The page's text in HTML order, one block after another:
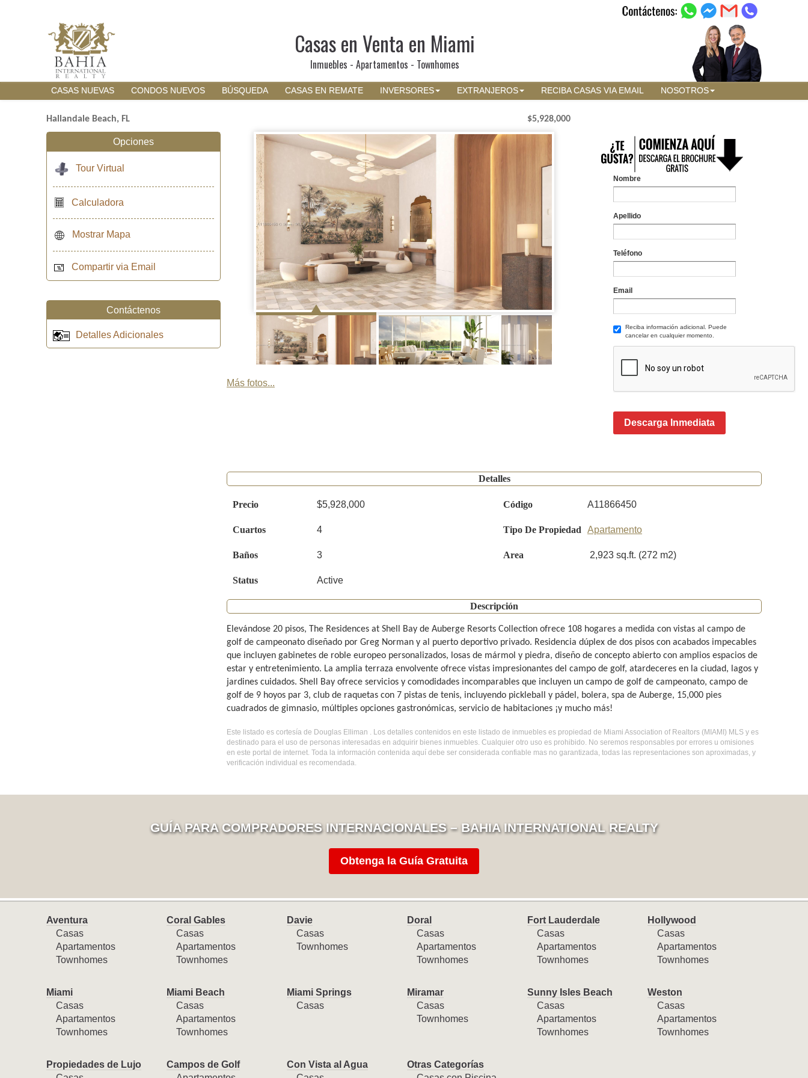
Casas en Venta en Miami
Inmuebles - Apartamentos - Townhomes
CASAS NUEVAS CONDOS NUEVOS BÚSQUEDA CASAS EN REMATE INVERSORES EXTRANJEROS RECIBA CASAS VIA EMAIL NOSOTROS
Hallandale Beach, FL $5,928,000
Más fotos...
Nombre
Apellido
Teléfono
Email
Reciba información adicional. Puede
cancelar en cualquier momento.
Descarga Inmediata
Detalles
Precio $5,928,000 Código A11866450
Cuartos 4 Tipo De Propiedad Apartamento
Baños 3 Area 2,923 sq.ft. (272 m2)
Status Active
Descripción
Elevándose 20 pisos, The Residences at Shell Bay de Auberge Resorts Collection ofrece 108 hogares a medida con vistas al campo de
golf de campeonato diseñado por Greg Norman y al puerto deportivo privado. Residencia dúplex de dos pisos con acabados impecables
que incluyen gabinetes de roble europeo personalizados, losas de mármol y piedra, diseño de concepto abierto con amplios espacios de
estar y entretenimiento. La amplia terraza envolvente ofrece vistas impresionantes del campo de golf, atardeceres en la ciudad, lagos y
jardines cuidados. Shell Bay ofrece servicios y comodidades incomparables que incluyen un campo de golf de campeonato, campo de
golf de 9 hoyos par 3, club de raquetas con 7 pistas de tenis, incluyendo pickleball y pádel, bolera, spa de Auberge, 15,000 pies
cuadrados de gimnasio, múltiples opciones gastronómicas, servicio de habitaciones ¡y mucho más!
Este listado es cortesía de Douglas Elliman . Los detalles contenidos en este listado de inmuebles es propiedad de Miami Association of Realtors (MIAMI) MLS y es
destinado para el uso de personas interesadas en adquirir bienes inmuebles. Cualquier otro uso es prohibido. No seremos responsables por errores u omisiones
en este portal de internet. Toda la información contenida aquí debe ser considerada confiable mas no garantizada, todas las representaciones son aproximadas, y
verificación individual es recomendada.
Opciones
Tour Virtual
Calculadora
Mostrar Mapa
Compartir via Email
Contáctenos
Detalles Adicionales
GUÍA PARA COMPRADORES INTERNACIONALES – BAHIA INTERNATIONAL REALTY
Obtenga la Guía Gratuita
Aventura
Casas
Apartamentos
Townhomes
Coral Gables
Casas
Apartamentos
Townhomes
Davie
Casas
Townhomes
Doral
Casas
Apartamentos
Townhomes
Fort Lauderdale
Casas
Apartamentos
Townhomes
Hollywood
Casas
Apartamentos
Townhomes
Miami
Casas
Apartamentos
Townhomes
Miami Beach
Casas
Apartamentos
Townhomes
Miami Springs
Casas
Miramar
Casas
Townhomes
Sunny Isles Beach
Casas
Apartamentos
Townhomes
Weston
Casas
Apartamentos
Townhomes
Propiedades de Lujo
Campos de Golf
Con Vista al Agua
Otras Categorías